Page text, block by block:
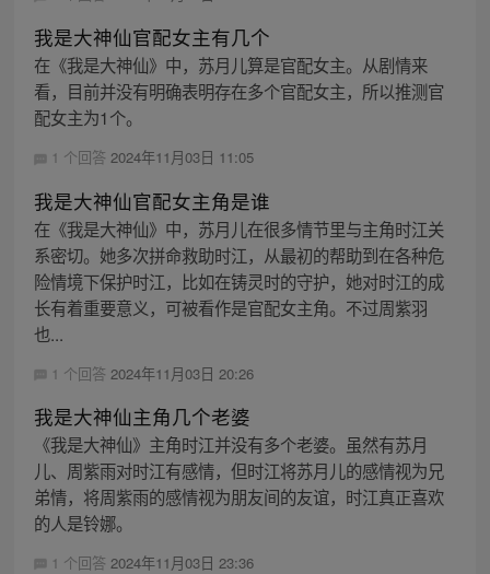
我是大神仙官配女主有几个
在《我是大神仙》中，苏月儿算是官配女主。从剧情来
看，目前并没有明确表明存在多个官配女主，所以推测官
配女主为1个。
1 个回答 2024年11月03日 11:05
我是大神仙官配女主角是谁
在《我是大神仙》中，苏月儿在很多情节里与主角时江关
系密切。她多次拼命救助时江，从最初的帮助到在各种危
险情境下保护时江，比如在铸灵时的守护，她对时江的成
长有着重要意义，可被看作是官配女主角。不过周紫羽
也...
1 个回答 2024年11月03日 20:26
我是大神仙主角几个老婆
《我是大神仙》主角时江并没有多个老婆。虽然有苏月
儿、周紫雨对时江有感情，但时江将苏月儿的感情视为兄
弟情，将周紫雨的感情视为朋友间的友谊，时江真正喜欢
的人是铃娜。
1 个回答 2024年11月03日 23:36